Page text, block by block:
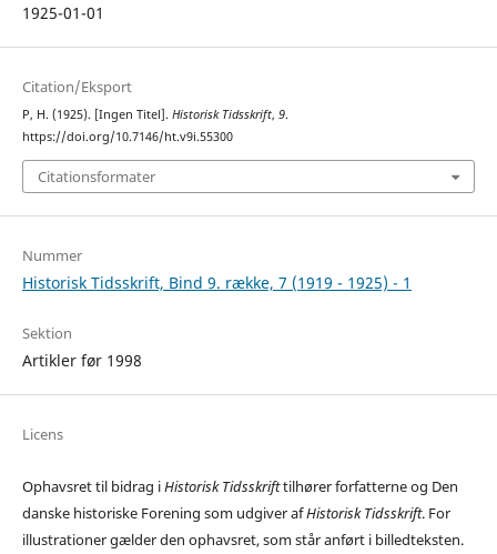
1925-01-01
Citation/Eksport
P, H. (1925). [Ingen Titel]. Historisk Tidsskrift, 9.
https://doi.org/10.7146/ht.v9i.55300
Citationsformater
Nummer
Historisk Tidsskrift, Bind 9. række, 7 (1919 - 1925) - 1
Sektion
Artikler før 1998
Licens
Ophavsret til bidrag iHistorisk Tidsskrifttilhører forfatterne og Den
danske historiske Forening som udgiver afHistorisk Tidsskrift. For
illustrationer gælder den ophavsret, som står anført i billedteksten.